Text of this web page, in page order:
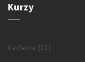
Kurzy
Cvičenia (11)